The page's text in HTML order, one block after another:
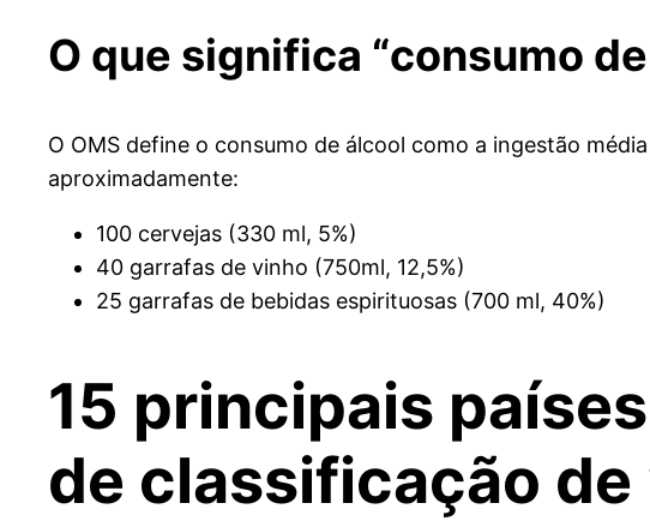
O que significa “consumo
O OMS define o consumo de álcool como a ingestão
aproximadamente:
100 cervejas (330 ml, 5%)
40 garrafas de vinho (750ml, 12,5%)
25 garrafas de bebidas espirituosas (700 ml, 40%)
15 principais
de classificação